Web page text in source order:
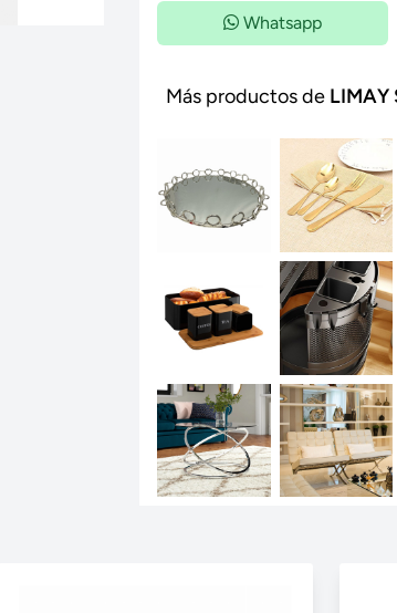
Whatsapp
Más productos de LIMAY